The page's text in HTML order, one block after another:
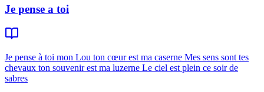
Je pense a toi
Je pense à toi mon Lou ton cœur est ma caserne Mes sens sont tes
chevaux ton souvenir est ma luzerne Le ciel est plein ce soir de
sabres